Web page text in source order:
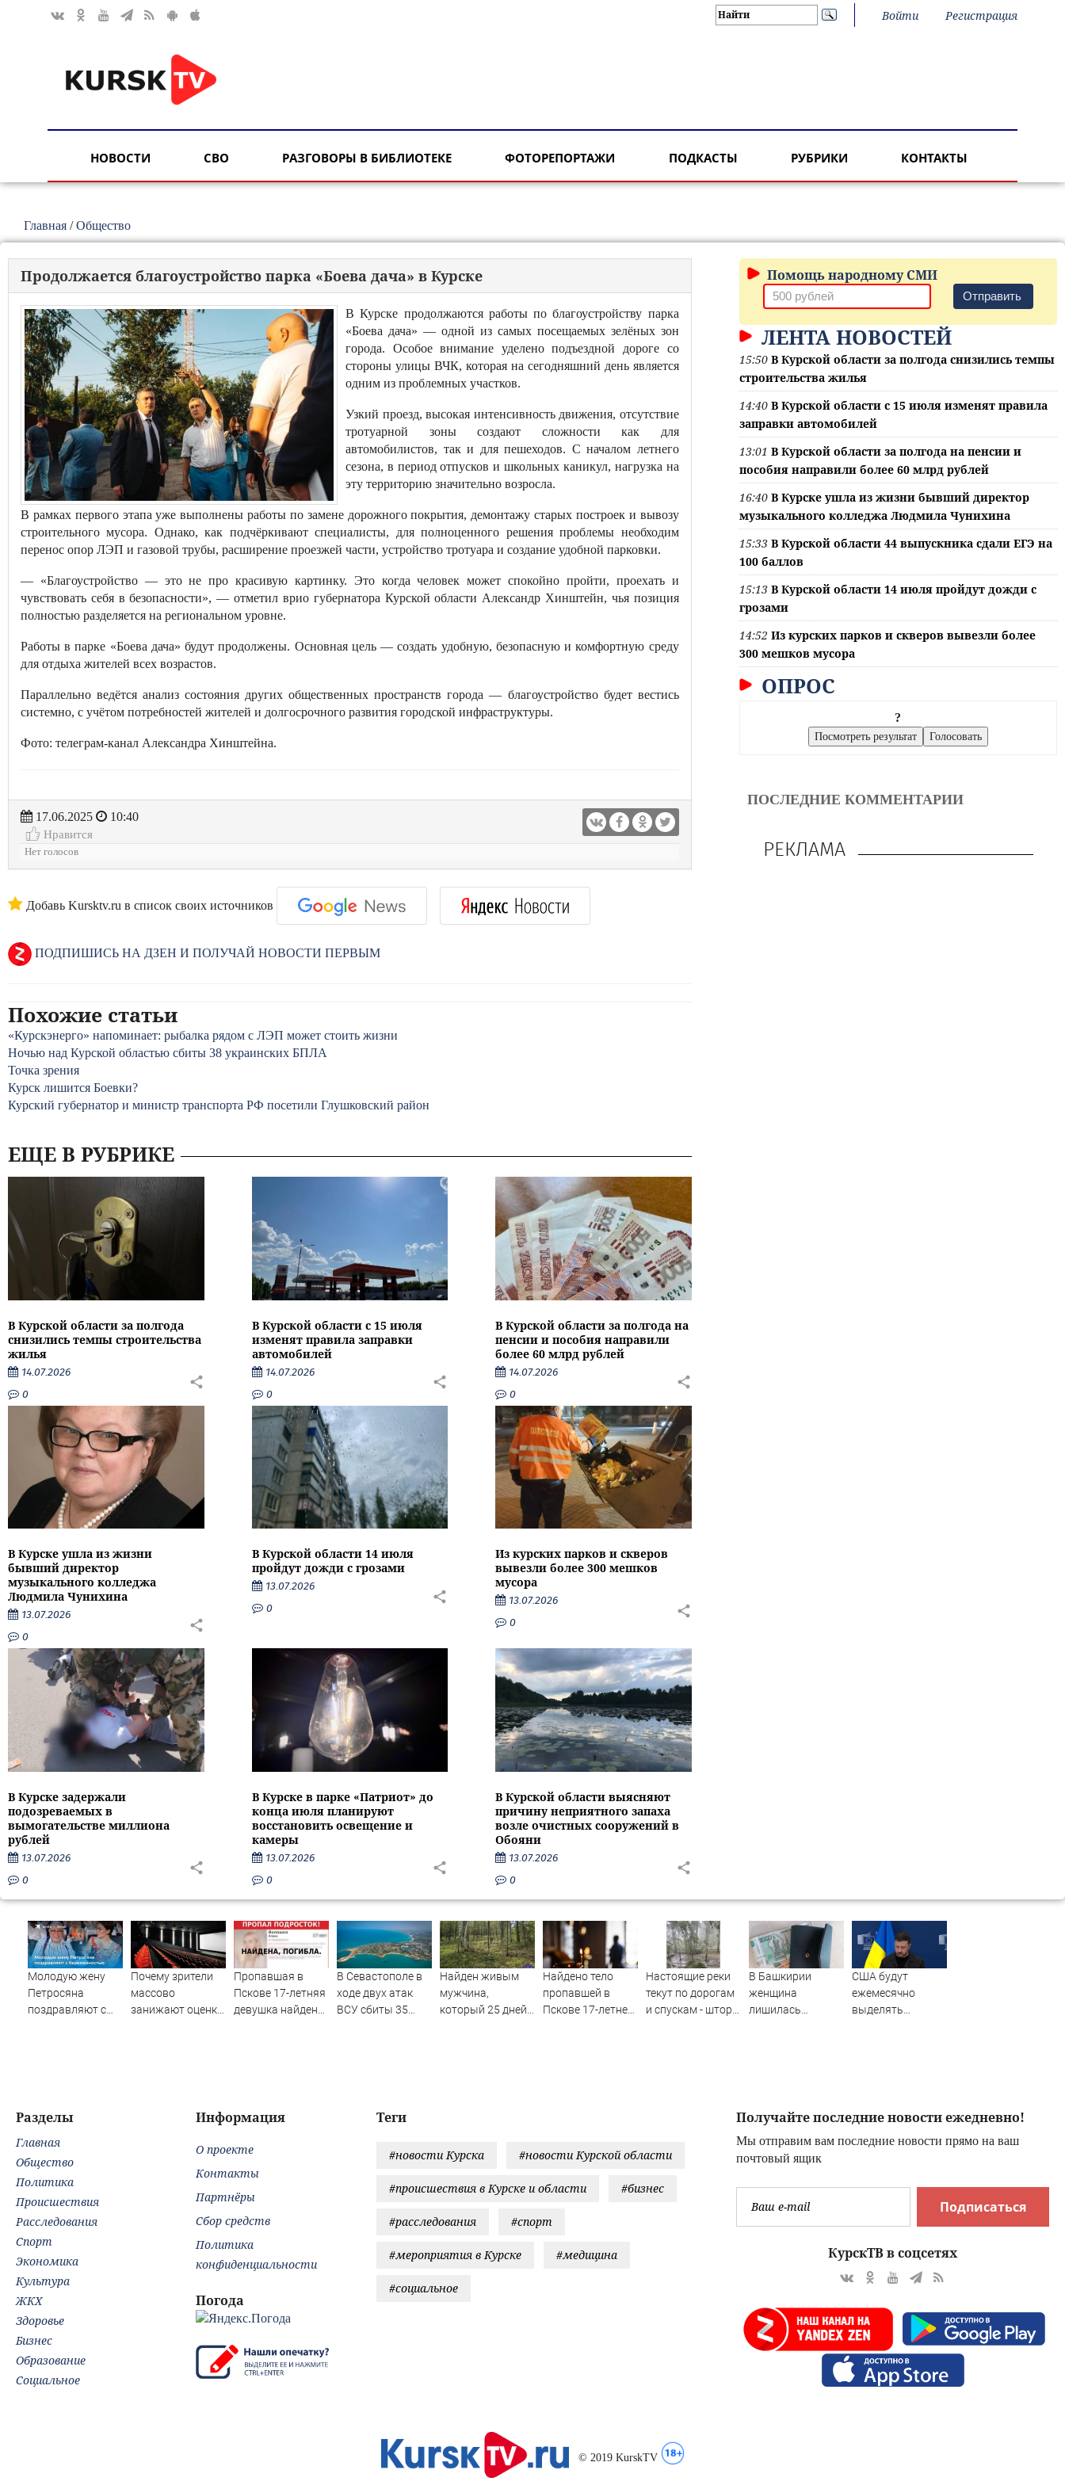
Войти Регистрация
НОВОСТИ СВО РАЗГОВОРЫ В БИБЛИОТЕКЕ ФОТОРЕПОРТАЖИ ПОДКАСТЫ РУБРИКИ КОНТАКТЫ
Главная /Общество
Продолжается благоустройство парка «Боева дача» в Курске
В Курске продолжаются работы по благоустройству парка
«Боева дача» — одной из самых посещаемых зелёных зон
города. Особое внимание уделено подъездной дороге со
стороны улицы ВЧК, которая на сегодняшний день является
одним из проблемных участков.
Узкий проезд, высокая интенсивность движения, отсутствие
тротуарной зоны создают сложности как для
автомобилистов, так и для пешеходов. С началом летнего
сезона, в период отпусков и школьных каникул, нагрузка на
эту территорию значительно возросла.
В рамках первого этапа уже выполнены работы по замене дорожного покрытия, демонтажу старых построек и вывозу
строительного мусора. Однако, как подчёркивают специалисты, для полноценного решения проблемы необходим
перенос опор ЛЭП и газовой трубы, расширение проезжей части, устройство тротуара и создание удобной парковки.
— «Благоустройство — это не про красивую картинку. Это когда человек может спокойно пройти, проехать и
чувствовать себя в безопасности», — отметил врио губернатора Курской области Александр Хинштейн, чья позиция
полностью разделяется на региональном уровне.
Работы в парке «Боева дача» будут продолжены. Основная цель — создать удобную, безопасную и комфортную среду
для отдыха жителей всех возрастов.
Параллельно ведётся анализ состояния других общественных пространств города — благоустройство будет вестись
системно, с учётом потребностей жителей и долгосрочного развития городской инфраструктуры.
Фото: телеграм-канал Александра Хинштейна.
17.06.2025
10:40
Нравится
Нет голосов
Добавь Kursktv.ru в список своих источников
ПОДПИШИСЬ НА ДЗЕН И ПОЛУЧАЙ НОВОСТИ ПЕРВЫМ
Похожие статьи
«Курскэнерго» напоминает: рыбалка рядом с ЛЭП может стоить жизни
Ночью над Курской областью сбиты 38 украинских БПЛА
Точка зрения
Курск лишится Боевки?
Курский губернатор и министр транспорта РФ посетили Глушковский район
ЕЩЕ В РУБРИКЕ
В Курской области за полгода
снизились темпы строительства
жилья
14.07.2026
0
В Курской области с 15 июля
изменят правила заправки
автомобилей
14.07.2026
0
В Курской области за полгода на
пенсии и пособия направили
более 60 млрд рублей
14.07.2026
0
В Курске ушла из жизни
бывший директор
музыкального колледжа
Людмила Чунихина
13.07.2026
0
В Курской области 14 июля
пройдут дожди с грозами
13.07.2026
0
Из курских парков и скверов
вывезли более 300 мешков
мусора
13.07.2026
0
В Курске задержали
подозреваемых в
вымогательстве миллиона
рублей
13.07.2026
0
В Курске в парке «Патриот» до
конца июля планируют
восстановить освещение и
камеры
13.07.2026
0
В Курской области выясняют
причину неприятного запаха
возле очистных сооружений в
Обояни
13.07.2026
0
Помощь народному СМИ
Отправить
ЛЕНТА НОВОСТЕЙ
15:50 В Курской области за полгода снизились темпы
строительства жилья
14:40 В Курской области с 15 июля изменят правила
заправки автомобилей
13:01 В Курской области за полгода на пенсии и
пособия направили более 60 млрд рублей
16:40 В Курске ушла из жизни бывший директор
музыкального колледжа Людмила Чунихина
15:33 В Курской области 44 выпускника сдали ЕГЭ на
100 баллов
15:13 В Курской области 14 июля пройдут дожди с
грозами
14:52 Из курских парков и скверов вывезли более
300 мешков мусора
ОПРОС
?
ПОСЛЕДНИЕ КОММЕНТАРИИ
РЕКЛАМА
Молодую жену
Петросяна
поздравляют с
Почему зрители
массово
занижают оценки
Пропавшая в
Пскове 17-летняя
девушка найдена
В Севастополе в
ходе двух атак
ВСУ сбиты 35
Найден живым
мужчина,
который 25 дней
Найдено тело
пропавшей в
Пскове 17-летней
Настоящие реки
текут по дорогам
и спускам - шторм
В Башкирии
женщина
лишилась
США будут
ежемесячно
выделять
Получайте последние новости ежедневно!
Мы отправим вам последние новости прямо на ваш
почтовый ящик
Подписаться
КурскТВ в соцсетях
Теги
#новости Курска #новости Курской области
#происшествия в Курске и области #бизнес
#расследования #спорт
#мероприятия в Курске #медицина
#социальное
Разделы
Главная
Общество
Политика
Происшествия
Расследования
Спорт
Экономика
Культура
ЖКХ
Здоровье
Бизнес
Образование
Социальное
Информация
О проекте
Контакты
Партнёры
Сбор средств
Политика
конфиденциальности
Погода
© 2019 KurskTV